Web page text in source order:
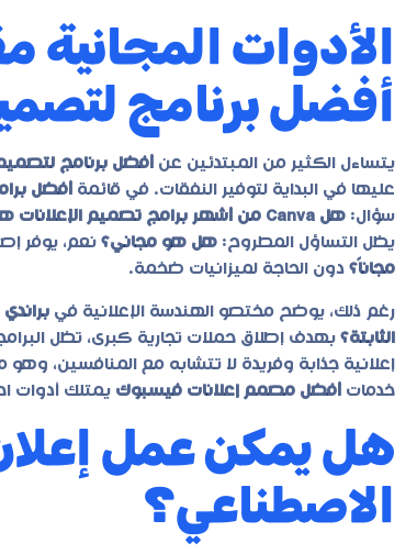
الأدوات المجانية
أفضل برنامج
يتساءل الكثير من المبتدئين عن أفضل برنامج لتصميم
عليها في البداية لتوفير النفقات. في قائمة أفضل
سؤال: هل Canva من أشهر برامج تصميم الإعلانات هو
يظل التساؤل المطروح: هل هو مجاني؟ نعم، يوفر
مجاناً؟ دون الحاجة لميزانيات ضخمة.
رغم ذلك، يوضح مختصو الهندسة الإعلانية في
الثابتة؟ بهدف إطلاق حملات تجارية كبرى، تظل
إعلانية جذابة وفريدة لا تتشابه مع المنافسين، وهو
خدمات أفضل مصمم إعلانات فيسبوك يمتلك أدوات
هل يمكن عمل
الاصطناعي؟